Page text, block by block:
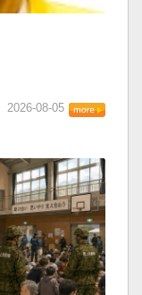
2026-08-05